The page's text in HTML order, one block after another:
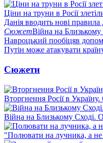
Ціни на труни в Росії
Данія вводить нові
СюжетВійна на
Навроцький пообіцяв
Путін може атакувати
Сюжети
Вторгнення Росії в
Війна на Близькому Сході.
"Полювати на лучника, а не